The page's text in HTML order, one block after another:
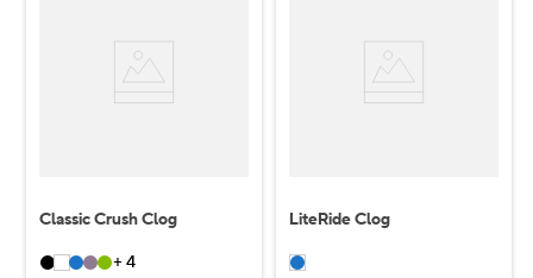
Classic Crush Clog
+ 4
LiteRide Clog